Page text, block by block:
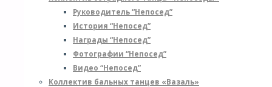
Руководитель “Непосед”
История “Непосед”
Награды “Непосед”
Фотографии “Непосед”
Видео “Непосед”
Коллектив бальных танцев «Вазаль»